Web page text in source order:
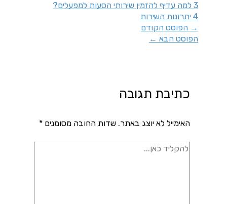
3 למה עדיף להזמין שירותי הסעות למפעלים?
4 יתרונות השירות
→ הפוסט הקודם
הפוסט הבא ←
כתיבת תגובה
האימייל לא יוצג באתר. שדות החובה מסומנים*
להקליד